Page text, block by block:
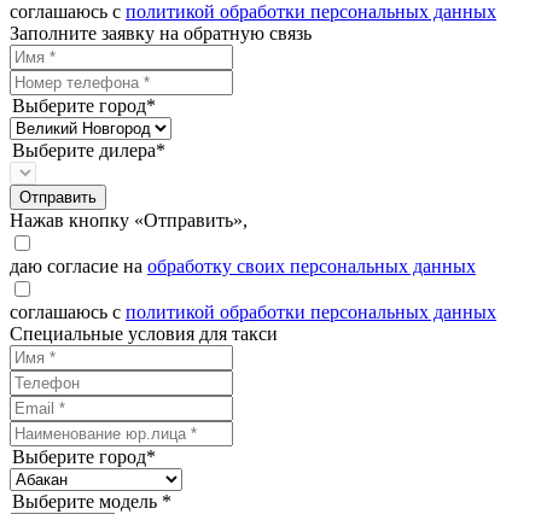
соглашаюсь с политикой обработки персональных данных
Заполните заявку на обратную связь
Выберите город*
Выберите дилера*
Отправить
Нажав кнопку «Отправить»,
даю согласие на обработку своих персональных данных
соглашаюсь с политикой обработки персональных данных
Специальные условия для такси
Выберите город*
Выберите модель *